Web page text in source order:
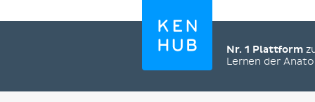
Nr. 1 Plattform
Lernen der